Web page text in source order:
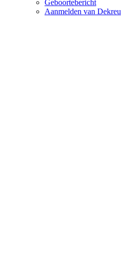
Geboortebericht
Aanmelden van Dekreu